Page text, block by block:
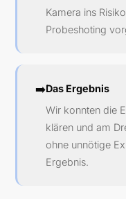
Kamera ins
Probeshoting
➡️Das Ergebnis
Wir konnten die
klären und am
ohne unnötige
Ergebnis.